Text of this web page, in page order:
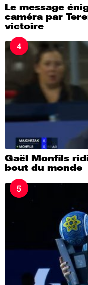
Le message
caméra par
victoire
4
Gaël Monfils
bout du monde
5